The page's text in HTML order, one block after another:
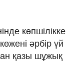
көпшілікке
әрбір үй
қазы шұжық